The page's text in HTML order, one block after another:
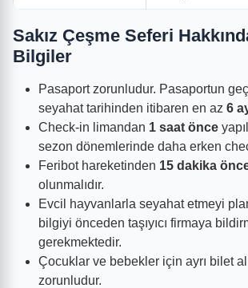
Sakız Çeşme Seferi
Bilgiler
Pasaport zorunludur. Pasaportun
seyahat tarihinden itibaren en az 6
Check-in limandan 1 saat önce
sezon dönemlerinde daha erken
Feribot hareketinden 15 dakika
olunmalıdır.
Evcil hayvanlarla seyahat etmeyi
bilgiyi önceden taşıyıcı firmaya
gerekmektedir.
Çocuklar ve bebekler için ayrı bilet
zorunludur.